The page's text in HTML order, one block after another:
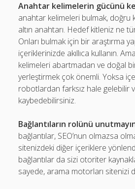
Anahtar kelimelerin gücünü
anahtar kelimeleri bulmak, doğru
altın anahtarı. Hedef kitleniz ne
Onları bulmak için bir araştırma
içeriklerinizde akıllıca kullanın.
kelimeleri abartmadan ve doğal
yerleştirmek çok önemli. Yoksa
robotlardan farksız hale gelebilir
kaybedebilirsiniz.
Bağlantıların rolünü
bağlantılar, SEO’nun olmazsa
sitenizdeki diğer içeriklere
bağlantılar da sizi otoriter
sayede, arama motorları sitenizi